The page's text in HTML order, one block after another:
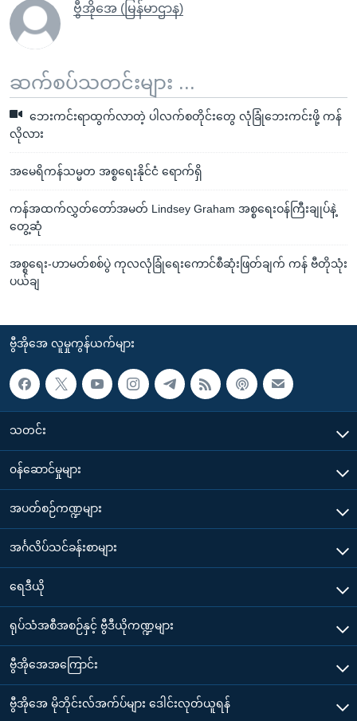
ဗွီအိုအေ (မြန်မာဌာန)
ဆက်စပ်သတင်းများ ...
ဘေးကင်းရာထွက်လာတဲ့ ပါလက်စတိုင်းတွေ လုံခြုံဘေးကင်းဖို့ ကန်
လိုလား
အမေရိကန်သမ္မတ အစ္စရေးနိုင်ငံ ရောက်ရှိ
ကန်အထက်လွှတ်တော်အမတ် Lindsey Graham အစ္စရေးဝန်ကြီးချုပ်နဲ့
တွေ့ဆုံ
အစ္စရေး-ဟာမတ်စစ်ပွဲ ကုလလုံခြုံရေးကောင်စီဆုံးဖြတ်ချက် ကန် ဗီတိုသုံး
ပယ်ချ
ဗွီအိုအေ လူမှုကွန်ယက်များ
သတင်း
၀န်ဆောင်မှုများ
အပတ်စဉ်ကဏ္ဍများ
အင်္ဂလိပ်သင်ခန်းစာများ
ရေဒီယို
ရုပ်သံအစီအစဉ်နှင့် ဗွီဒီယိုကဏ္ဍများ
ဗွီအိုအေအကြောင်း
ဗွီအိုအေ မိုဘိုင်းလ်အက်ပ်များ ဒေါင်းလုတ်ယူရန်